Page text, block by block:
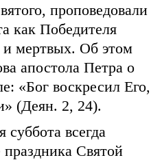
проповедовали
как Победителя
мертвых. Об этом
апостола Петра о
«Бог воскресил Его,
(Деян. 2, 24).
суббота всегда
праздника Святой